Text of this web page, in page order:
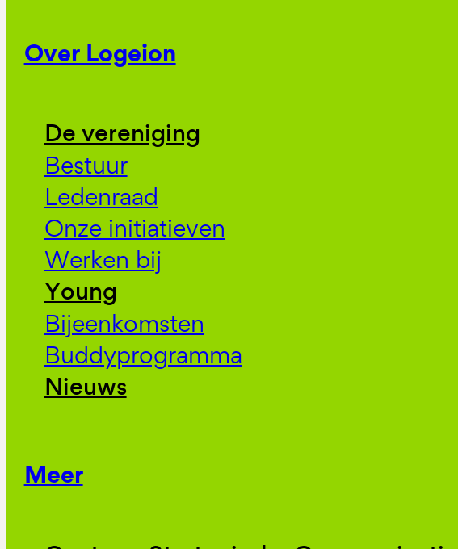
Over Logeion
De vereniging
Bestuur
Ledenraad
Onze initiatieven
Werken bij
Young
Bijeenkomsten
Buddyprogramma
Nieuws
Meer